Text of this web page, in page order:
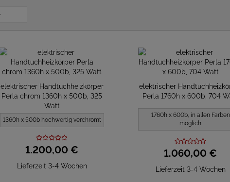
elektrischer Handtuchheizkörper
Perla chrom 1360h x 500b, 325
Watt
1360h x 500b hochwertig verchromt
1.200,00 €
Lieferzeit 3-4 Wochen
elektrischer
Perla 1760h x 600b, 704
1760h x 600b, in allen Farben
möglich
1.060,00 €
Lieferzeit 3-4 Wochen